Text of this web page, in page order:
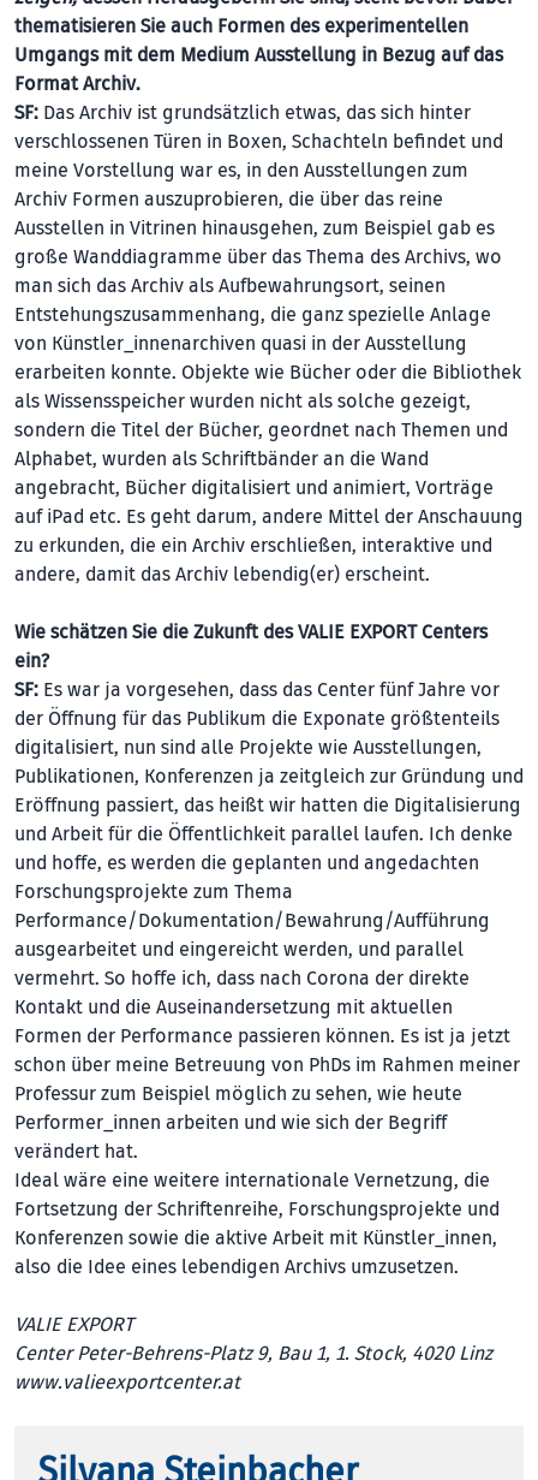
thematisieren Sie auch Formen des experimentellen
Umgangs mit dem Medium Ausstellung in Bezug auf das
Format Archiv.
SF: Das Archiv ist grundsätzlich etwas, das sich hinter
verschlossenen Türen in Boxen, Schachteln befindet und
meine Vorstellung war es, in den Ausstellungen zum
Archiv Formen auszuprobieren, die über das reine
Ausstellen in Vitrinen hinausgehen, zum Beispiel gab es
große Wanddiagramme über das Thema des Archivs, wo
man sich das Archiv als Aufbewahrungsort, seinen
Entstehungszusammenhang, die ganz spezielle Anlage
von Künstler_innenarchiven quasi in der Ausstellung
erarbeiten konnte. Objekte wie Bücher oder die Bibliothek
als Wissensspeicher wurden nicht als solche gezeigt,
sondern die Titel der Bücher, geordnet nach Themen und
Alphabet, wurden als Schriftbänder an die Wand
angebracht, Bücher digitalisiert und animiert, Vorträge
auf iPad etc. Es geht darum, andere Mittel der Anschauung
zu erkunden, die ein Archiv erschließen, interaktive und
andere, damit das Archiv lebendig(er) erscheint.
Wie schätzen Sie die Zukunft des VALIE EXPORT Centers
ein?
SF: Es war ja vorgesehen, dass das Center fünf Jahre vor
der Öffnung für das Publikum die Exponate größtenteils
digitalisiert, nun sind alle Projekte wie Ausstellungen,
Publikationen, Konferenzen ja zeitgleich zur Gründung und
Eröffnung passiert, das heißt wir hatten die Digitalisierung
und Arbeit für die Öffentlichkeit parallel laufen. Ich denke
und hoffe, es werden die geplanten und angedachten
Forschungsprojekte zum Thema
Performance/Dokumentation/Bewahrung/Aufführung
ausgearbeitet und eingereicht werden, und parallel
vermehrt. So hoffe ich, dass nach Corona der direkte
Kontakt und die Auseinandersetzung mit aktuellen
Formen der Performance passieren können. Es ist ja jetzt
schon über meine Betreuung von PhDs im Rahmen meiner
Professur zum Beispiel möglich zu sehen, wie heute
Performer_innen arbeiten und wie sich der Begriff
verändert hat.
Ideal wäre eine weitere internationale Vernetzung, die
Fortsetzung der Schriftenreihe, Forschungsprojekte und
Konferenzen sowie die aktive Arbeit mit Künst­le­r_innen,
also die Idee eines lebendigen Archivs umzusetzen.
VALIE EXPORT
Center Peter-Behrens-Platz 9, Bau 1, 1. Stock, 4020 Linz
www.valieexportcenter.at